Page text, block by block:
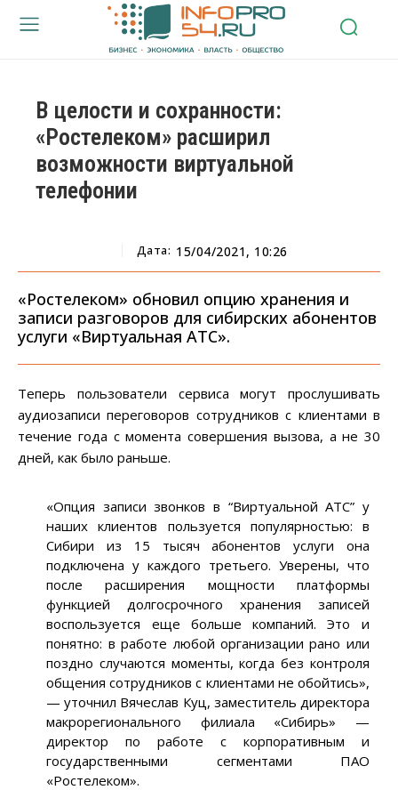
В целости и сохранности:
«Ростелеком» расширил
возможности виртуальной
телефонии
Дата: 15/04/2021, 10:26
«Ростелеком» обновил опцию хранения и
записи разговоров для сибирских абонентов
услуги «Виртуальная АТС».
Теперь пользователи сервиса могут прослушивать
аудиозаписи переговоров сотрудников с клиентами в
течение года с момента совершения вызова, а не 30
дней, как было раньше.
«Опция записи звонков в “Виртуальной АТС” у
наших клиентов пользуется популярностью: в
Сибири из 15 тысяч абонентов услуги она
подключена у каждого третьего. Уверены, что
после расширения мощности платформы
функцией долгосрочного хранения записей
воспользуется еще больше компаний. Это и
понятно: в работе любой организации рано или
поздно случаются моменты, когда без контроля
общения сотрудников с клиентами не обойтись»,
— уточнил Вячеслав Куц, заместитель директора
макрорегионального филиала «Сибирь» —
директор по работе с корпоративным и
государственными сегментами ПАО
«Ростелеком».